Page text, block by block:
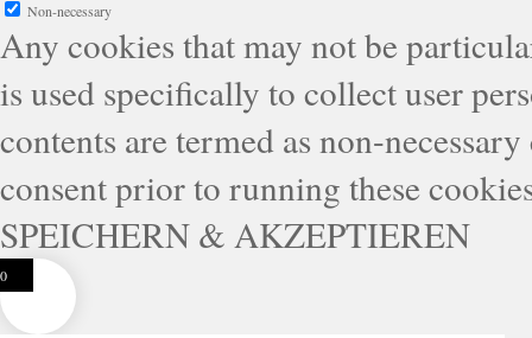
Non-necessary
Any cookies that may not be
is used specifically to collect user
contents are termed as non-
consent prior to running these
SPEICHERN & AKZEPTIEREN
0